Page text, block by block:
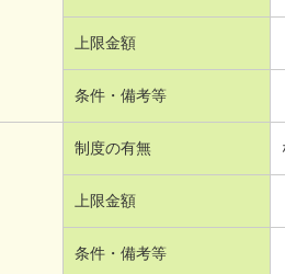
上限金額
条件・備考等
制度の有無
上限金額
条件・備考等